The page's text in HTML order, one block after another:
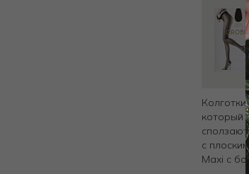
который
с
Maxi с